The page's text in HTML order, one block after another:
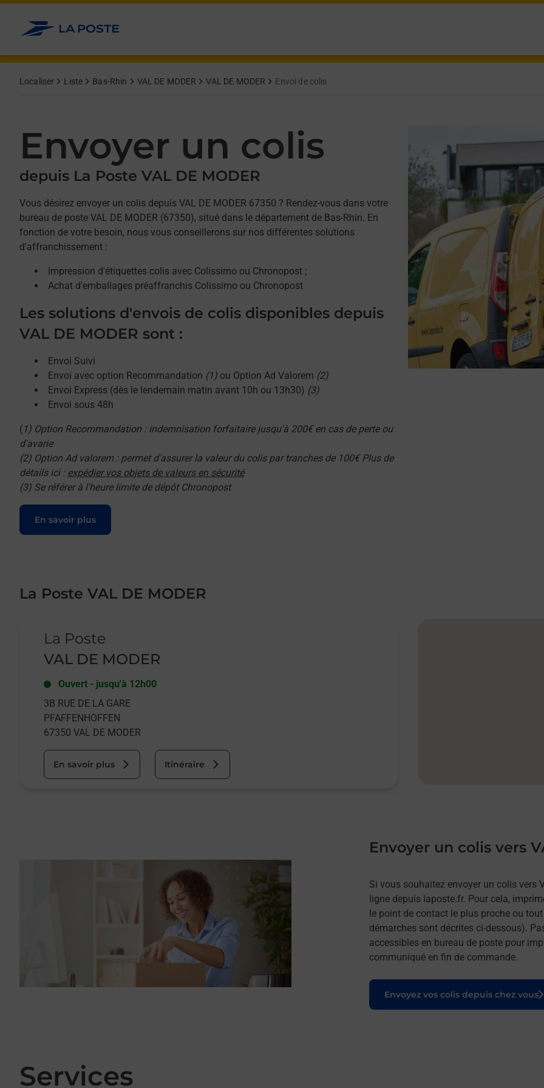
Allez au contenu
Localiser Liste Bas-Rhin VAL DE MODER VAL DE MODER Envoi de colis
Envoyer un colis
depuis La Poste VAL DE MODER
Vous désirez envoyer un colis depuis VAL DE MODER 67350 ? Rendez-vous dans votre
bureau de poste VAL DE MODER (67350), situé dans le département de Bas-Rhin. En
fonction de votre besoin, nous vous conseillerons sur nos différentes solutions
d'affranchissement :
Impression d'étiquettes colis avec Colissimo ou Chronopost ;
Achat d'emballages préaffranchis Colissimo ou Chronopost
Les solutions d'envois de colis disponibles depuis
VAL DE MODER sont :
Envoi Suivi
Envoi avec option Recommandation (1) ou Option Ad Valorem (2)
Envoi Express (dès le lendemain matin avant 10h ou 13h30) (3)
Envoi sous 48h
( 1) Option Recommandation : indemnisation forfaitaire jusqu'à 200€ en cas de perte ou
d'avarie
(2) Option Ad valorem : permet d'assurer la valeur du colis par tranches de 100€ Plus de
détails ici : expédier vos objets de valeurs en sécurité
(3) Se référer à l'heure limite de dépôt Chronopost
En savoir plus
Le lien s'ouvre dans un nouvel onglet
La Poste VAL DE MODER
La Poste
VAL DE MODER
Ouvert - jusqu'à 12h00
3B RUE DE LA GARE
PFAFFENHOFFEN
67350 VAL DE MODER
En savoir plus Itinéraire
Envoyer un colis vers
Si vous souhaitez envoyer un colis vers
ligne depuis laposte.fr. Pour cela,
le point de contact le plus proche ou
démarches sont décrites ci-dessous).
accessibles en bureau de poste pour
communiqué en fin de commande.
Envoyez vos colis depuis chez vous
Le lien s'ouvre dans un nouvel onglet
Services
Afficher ou masquer la réponse
Afficher ou masquer la réponse
Afficher ou masquer la réponse